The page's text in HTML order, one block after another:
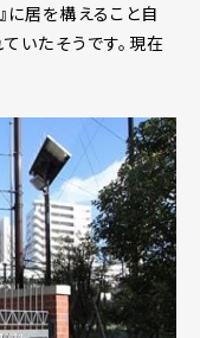
に居を構えること自
いたそうです。現在